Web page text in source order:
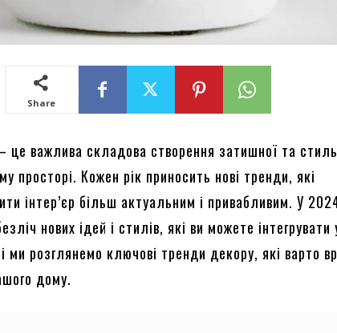
Share
важлива складова створення затишної та
просторі. Кожен рік приносить нові тренди, які
інтер’єр більш актуальним і привабливим. У
нових ідей і стилів, які ви можете інтегрувати
ми розглянемо ключові тренди декору, які варто
дому.